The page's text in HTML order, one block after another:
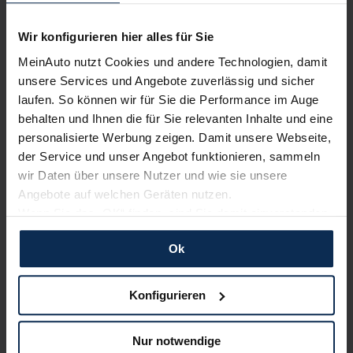
Wir konfigurieren hier alles für Sie
MeinAuto nutzt Cookies und andere Technologien, damit
unsere Services und Angebote zuverlässig und sicher
laufen. So können wir für Sie die Performance im Auge
behalten und Ihnen die für Sie relevanten Inhalte und eine
personalisierte Werbung zeigen. Damit unsere Webseite,
der Service und unser Angebot funktionieren, sammeln
wir Daten über unsere Nutzer und wie sie unsere
Angebote auf welchen Geräten nutzen.
Wenn Sie das „OK“ finden, sind Sie damit einverstanden
und erlauben uns Cookies für unseren Service zu
verwenden und diese Daten an Dritte weiterzugeben,
etwa an unsere Marketingpartner. Falls Sie dem nicht
zustimmen möchten, beschränken wir uns auf die
dann nicht auf Sie zuschneiden und Sie somit nicht
perfekt auf dem Weg zu Ihrem Neuwagen unterstützen.
Ok
Konfigurieren
Nur notwendige
Cupra Ateca VZ (Test 2023): Adios
pfeilschneller Ateca, willkommen
bildhübscher Terramar?
noch einmal aufgefrischt. Wie, das erkunden wir mit der
Topversion Cupra Ateca VZ – er misst sich u.a. mit dem